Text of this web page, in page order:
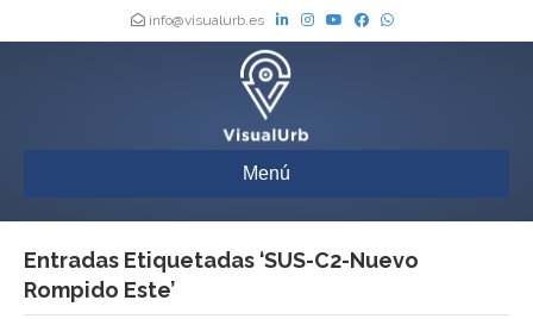
info@visualurb.es
Menú
Entradas Etiquetadas ‘SUS-C2-Nuevo
Rompido Este’